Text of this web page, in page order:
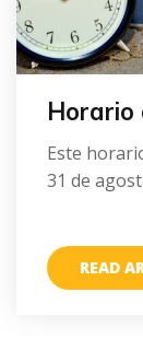
Horario
Este
31 de
READ